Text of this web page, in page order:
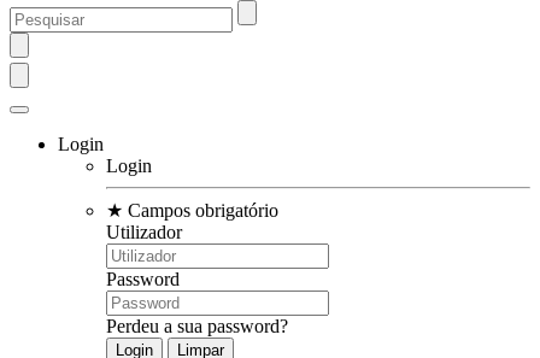
Login
Login
★ Campos obrigatório
Utilizador
Password
Perdeu a sua password?